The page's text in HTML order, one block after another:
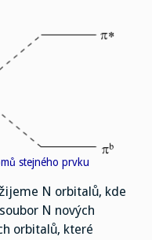
stejného prvku
N orbitalů, kde
N nových
orbitalů, které